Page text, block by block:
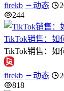
firekb 动态
244
TikTok销售：如
TikTok销售：如
firekb 动态
818